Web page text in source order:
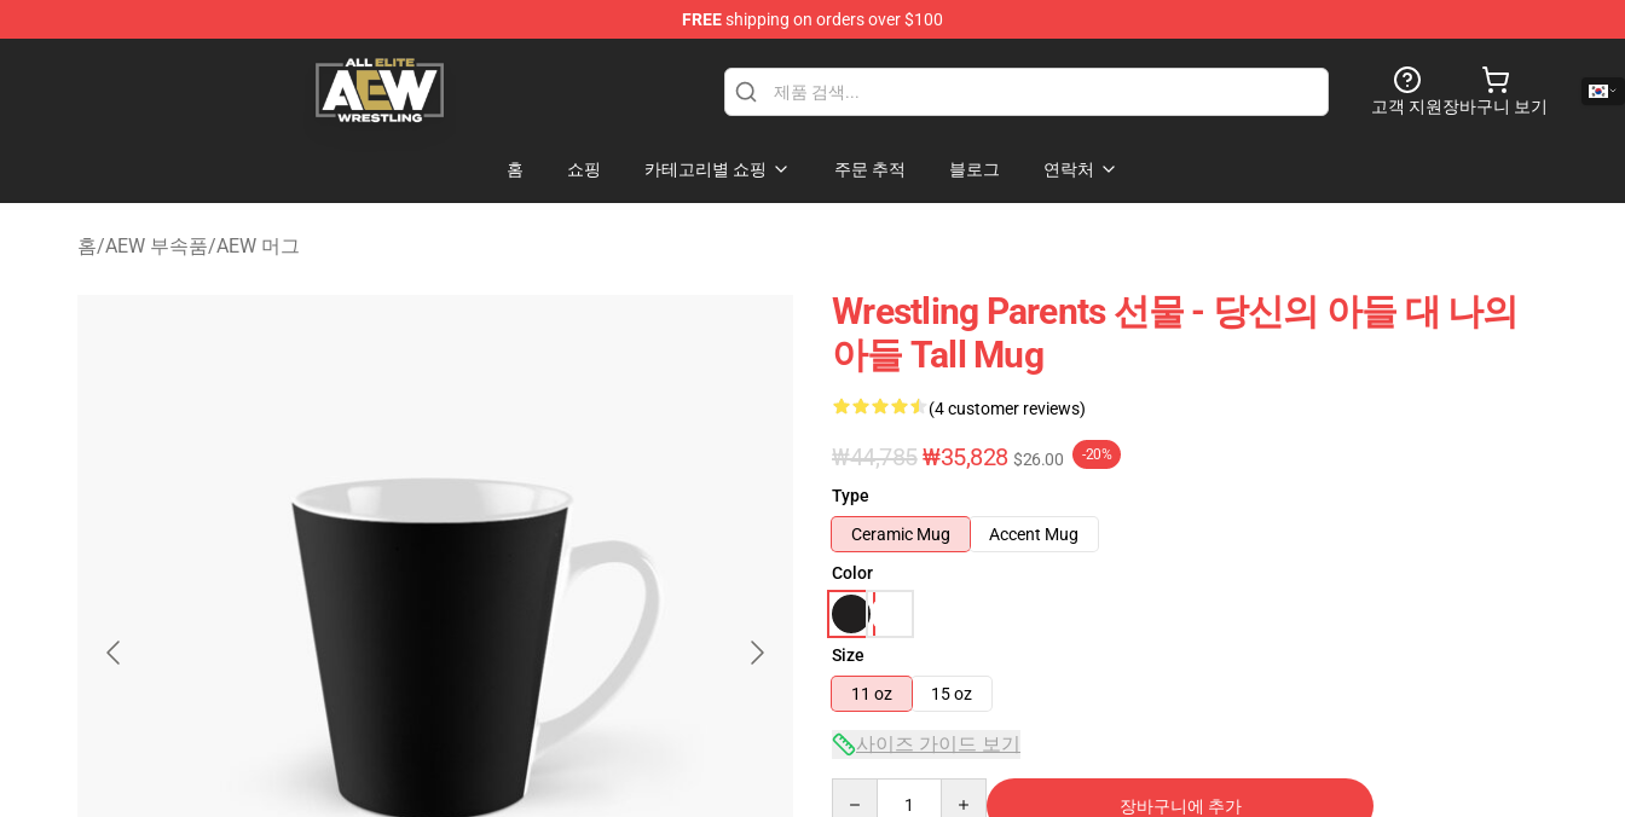
FREEshipping on orders over $100
Aew Shop ⚡️ Official Aew Merchandise Store
고객 지원장바구니 보기
홈 쇼핑 카테고리별 쇼핑 주문 추적 블로그 연락처
홈/AEW 부속품/AEW 머그
Wrestling Parents 선물 - 당신의 아들 대 나의
아들 Tall Mug
(4 customer reviews)
₩44,785₩35,828 $26.00 -20%
Type
Ceramic Mug
Accent Mug
Color
Size
11 oz
15 oz
사이즈 가이드 보기
장바구니에 추가